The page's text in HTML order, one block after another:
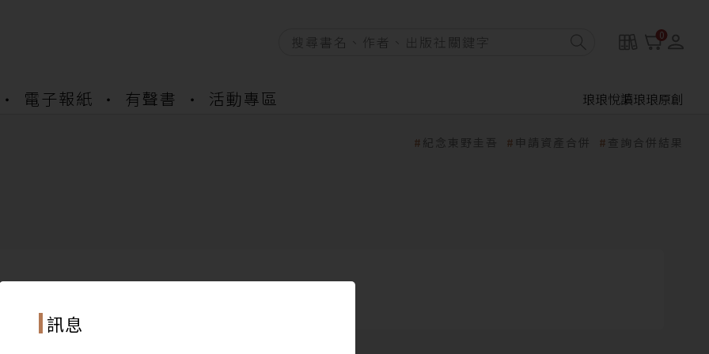
0
電子報紙 有聲書 活動專區 琅琅悅讀琅琅原創
訊息
合併結果查詢
紀念東野圭吾 申請資產合併 查詢合併結果